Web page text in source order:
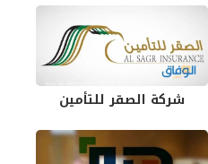
شركة الصقر للتأمين